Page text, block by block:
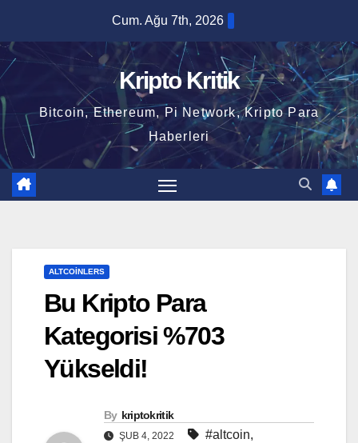
content
Cum. Ağu 7th, 2026
Kripto Kritik
Bitcoin, Ethereum, Pi Network, Kripto Para
Haberleri
ALTCOINLERS
Bu Kripto Para
Kategorisi %703
Yükseldi!
By kriptokritik
ŞUB 4, 2022 #altcoin,